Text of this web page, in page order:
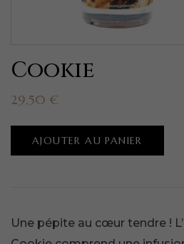
Cookie
29,50 €
AJOUTER AU PANIER
Une pépite au cœur tendre !